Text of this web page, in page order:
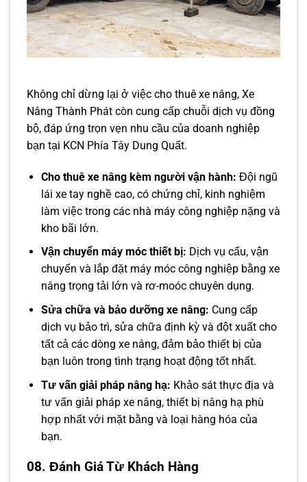
Không chỉ dừng lại ở việc cho thuê xe nâng, Xe
Nâng Thành Phát còn cung cấp chuỗi dịch vụ đồng
bộ, đáp ứng trọn vẹn nhu cầu của doanh nghiệp
bạn tại KCN Phía Tây Dung Quất.
Cho thuê xe nâng kèm người vận hành: Đội ngũ
lái xe tay nghề cao, có chứng chỉ, kinh nghiệm
làm việc trong các nhà máy công nghiệp nặng và
kho bãi lớn.
Vận chuyển máy móc thiết bị: Dịch vụ cẩu, vận
chuyển và lắp đặt máy móc công nghiệp bằng xe
nâng trọng tải lớn và rơ-moóc chuyên dụng.
Sửa chữa và bảo dưỡng xe nâng: Cung cấp
dịch vụ bảo trì, sửa chữa định kỳ và đột xuất cho
tất cả các dòng xe nâng, đảm bảo thiết bị của
bạn luôn trong tình trạng hoạt động tốt nhất.
Tư vấn giải pháp nâng hạ: Khảo sát thực địa và
tư vấn giải pháp xe nâng, thiết bị nâng hạ phù
hợp nhất với mặt bằng và loại hàng hóa của
bạn.
08. Đánh Giá Từ Khách Hàng